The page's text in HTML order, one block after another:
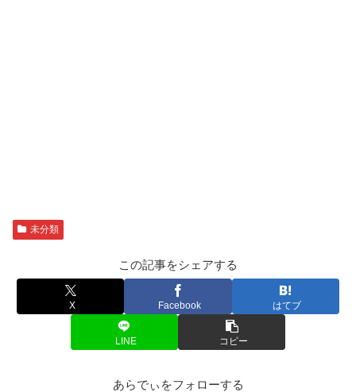
未分類
この記事をシェアする
X Facebook はてブ
LINE コピー
あらでぃをフォローする